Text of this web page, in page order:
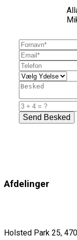
Send Besked
Afdelinger
Holsted Park 25,